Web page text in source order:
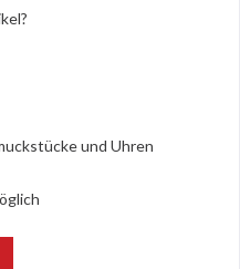
und Uhren